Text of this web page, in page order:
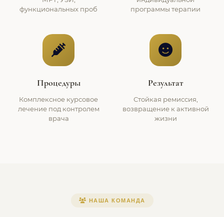
функциональных проб
программы терапии
Процедуры
Комплексное курсовое
лечение под контролем
врача
Результат
Стойкая ремиссия,
возвращение к активной
жизни
НАША КОМАНДА